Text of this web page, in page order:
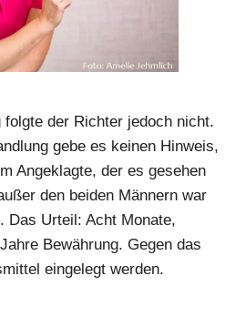
Anzeige
der Richter jedoch nicht.
gebe es keinen Hinweis,
Angeklagte, der es gesehen
den beiden Männern war
Das Urteil: Acht Monate,
Bewährung. Gegen das
eingelegt werden.